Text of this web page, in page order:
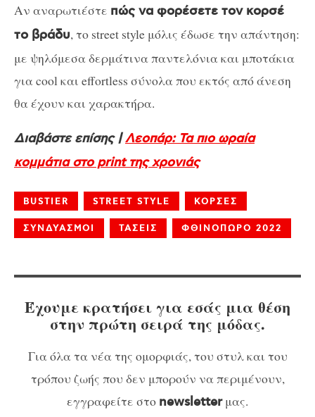
Αν αναρωτιέστε πώς να φορέσετε τον κορσέ
το βράδυ, το street style μόλις έδωσε την απάντηση:
με ψηλόμεσα δερμάτινα παντελόνια και μποτάκια
για cool και effortless σύνολα που εκτός από άνεση
θα έχουν και χαρακτήρα.
Διαβάστε επίσης |Λεοπάρ: Τα πιο ωραία
κομμάτια στο print της χρονιάς
BUSTIER STREET STYLE ΚΟΡΣΕΣ
ΣΥΝΔΥΑΣΜΟΙ ΤΑΣΕΙΣ ΦΘΙΝΟΠΩΡΟ 2022
Έχουμε κρατήσει για εσάς μια θέση
στην πρώτη σειρά της μόδας.
Για όλα τα νέα της ομορφιάς, του στυλ και του
τρόπου ζωής που δεν μπορούν να περιμένουν,
εγγραφείτε στο newsletterμας.